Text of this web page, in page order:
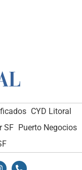
CYD Litoral
SF Puerto Negocios